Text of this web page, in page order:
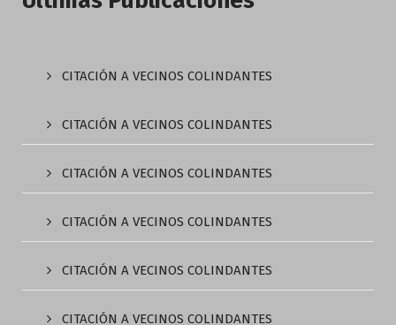
CITACIÓN A VECINOS COLINDANTES
CITACIÓN A VECINOS COLINDANTES
CITACIÓN A VECINOS COLINDANTES
CITACIÓN A VECINOS COLINDANTES
CITACIÓN A VECINOS COLINDANTES
CITACIÓN A VECINOS COLINDANTES